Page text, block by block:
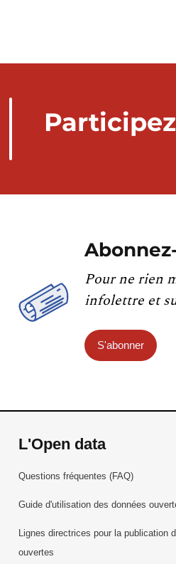
Participez
Pour ne rien
infolettre et
S'abonner
L'Open data
Questions fréquentes (FAQ)
Guide d'utilisation des données
Lignes directrices pour la publication
ouvertes